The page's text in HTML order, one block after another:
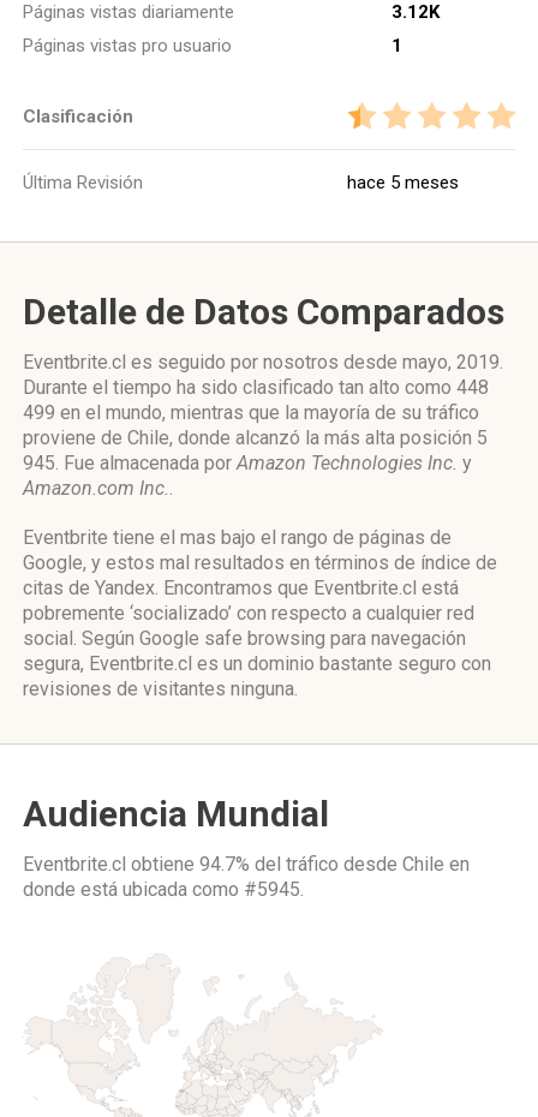
Páginas vistas diariamente
3.12K
Páginas vistas pro usuario
1
Clasificación
Última Revisión hace 5 meses
Detalle de Datos Comparados
Eventbrite.cl es seguido por nosotros desde mayo, 2019.
Durante el tiempo ha sido clasificado tan alto como 448
499 en el mundo, mientras que la mayoría de su tráfico
proviene de Chile, donde alcanzó la más alta posición 5
945. Fue almacenada porAmazon Technologies Inc. y
Amazon.com Inc..
Eventbrite tiene el mas bajo el rango de páginas de
Google, y estos mal resultados en términos de índice de
citas de Yandex. Encontramos que Eventbrite.cl está
pobremente ‘socializado’ con respecto a cualquier red
social. Según Google safe browsing para navegación
segura, Eventbrite.cl es un dominio bastante seguro con
revisiones de visitantes ninguna.
Audiencia Mundial
Eventbrite.cl obtiene 94.7% del tráfico desde Chile en
donde está ubicada como #5945.